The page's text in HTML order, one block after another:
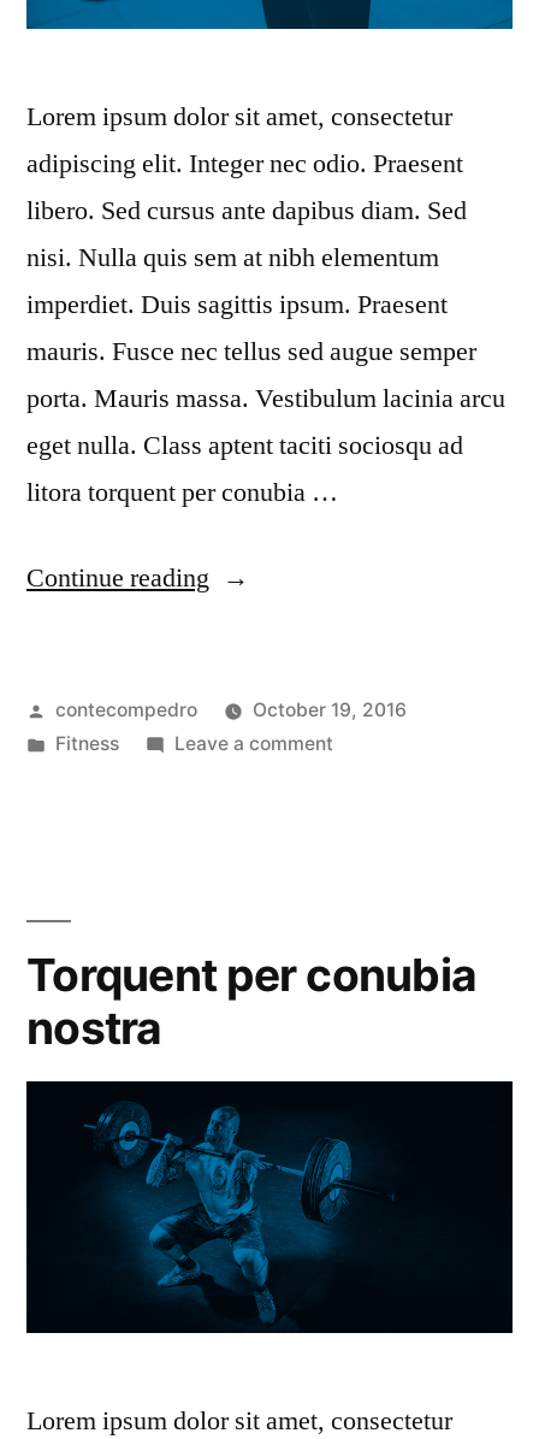
Lorem ipsum dolor sit amet, consectetur
adipiscing elit. Integer nec odio. Praesent
libero. Sed cursus ante dapibus diam. Sed
nisi. Nulla quis sem at nibh elementum
imperdiet. Duis sagittis ipsum. Praesent
mauris. Fusce nec tellus sed augue semper
porta. Mauris massa. Vestibulum lacinia arcu
eget nulla. Class aptent taciti sociosqu ad
litora torquent per conubia …
Continue reading
contecompedro
October 19, 2016
Fitness
Leave a comment
Torquent per conubia
nostra
Lorem ipsum dolor sit amet, consectetur